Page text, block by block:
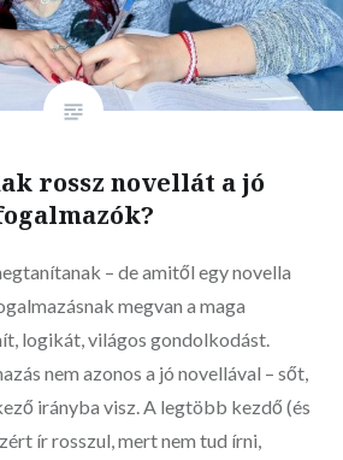
rossz novellát a jó
– de amitől egy novella
megvan a maga
logikát, világos gondolkodást.
nem azonos a jó novellával – sőt,
irányba visz. A legtöbb kezdő (és
ír rosszul, mert nem tud írni,